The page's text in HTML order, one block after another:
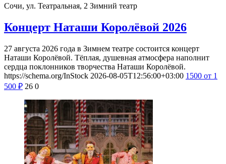
Сочи, ул. Театральная, 2 Зимний театр
Концерт Наташи Королёвой 2026
27 августа 2026 года в Зимнем театре состоится концерт
Наташи Королёвой. Тёплая, душевная атмосфера наполнит
сердца поклонников творчества Наташи Королёвой.
https://schema.org/InStock 2026-08-05T12:56:00+03:00 1500 от 1
500 ₽ 26 0